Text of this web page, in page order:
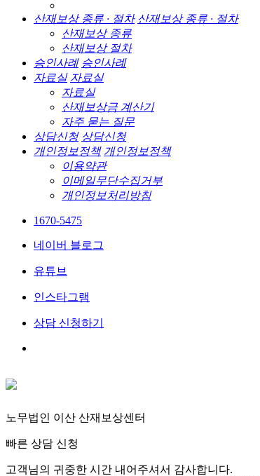
산재보상 종류 · 절차 산재보상 종류 · 절차
산재보상 종류
산재보상 절차
승인사례 승인사례
자료실 자료실
자료실
산재보상금 계산기
자주 묻는 질문
상담신청 상담신청
개인정보정책 개인정보정책
이용약관
이메일무단수집거부
개인정보처리방침
1670-5475
네이버 블로그
유튜브
인스타그램
상담 신청하기
노무법인 이산 산재보상센터
빠른 상담 신청
고객님의 귀중한 시간 내어주셔서 감사합니다.